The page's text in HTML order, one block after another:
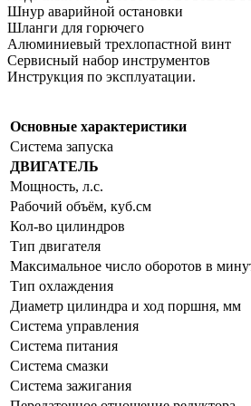
Шнур аварийной остановки
Шланги для горючего
Алюминиевый трехлопастной винт
Сервисный набор инструментов
Инструкция по эксплуатации.
Основные характеристики
Система запуска
ДВИГАТЕЛЬ
Мощность, л.с.
Рабочий объём, куб.см
Кол-во цилиндров
Тип двигателя
Максимальное число оборотов в
Тип охлаждения
Диаметр цилиндра и ход поршня, мм
Система управления
Система питания
Система смазки
Система зажигания